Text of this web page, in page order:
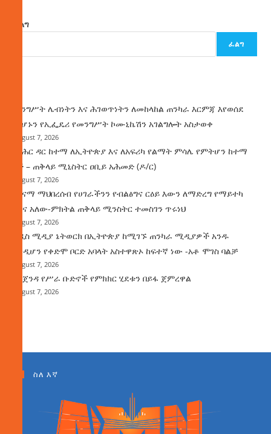
ፈልግ
ፈልግ
መንግሥት ሌብነትን እና ሕገወጥነትን ለመከላከል ጠንካራ እርምጃ እየወሰደ
መሆኑን የኢፌዴሪ የመንግሥት ኮሙኒኬሽን አገልግሎት አስታወቀ
August 7, 2026
የባሕር ዳር ከተማ ለኢትዮጵያ እና ለአፍሪካ የልማት ምሳሌ የምትሆን ከተማ
ነች – ጠቅላይ ሚኒስትር ዐቢይ አሕመድ (ዶ/ር)
August 7, 2026
ጤናማ ማህበረሰብ የሀገራችንን የብልፅግና ርዕይ እውን ለማድረግ የማይተካ
ሚና አለው-ምክትል ጠቅላይ ሚንስትር ተመስገን ጥሩነህ
August 7, 2026
አዲስ ሚዲያ ኔትወርክ በኢትዮጵያ ከሚገኙ ጠንካራ ሚዲያዎች አንዱ
እንዲሆን የቀድሞ ቦርድ አባላት አስተዋጽኦ ከፍተኛ ነው -አቶ ሞገስ ባልቻ
August 7, 2026
የአጀንዳ የሥራ ቡድኖች የምክክር ሂደቱን በይፋ ጀምረዋል
August 7, 2026
ስለ እኛ